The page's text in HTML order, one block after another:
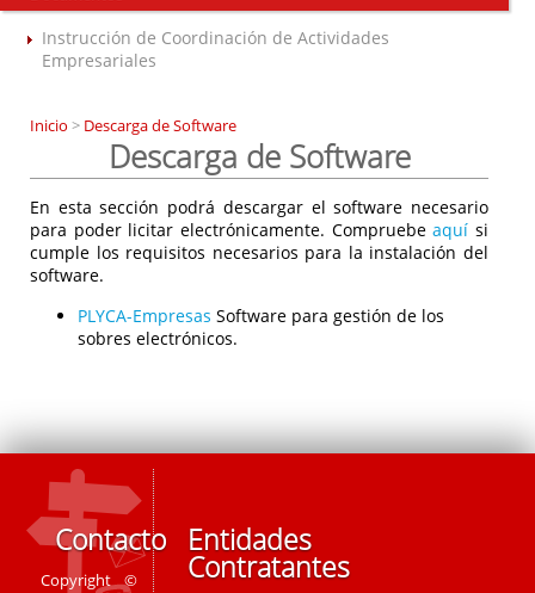
Instrucción de Coordinación de Actividades
Empresariales
Inicio > Descarga de Software
Descarga de Software
En esta sección podrá descargar el software necesario
para poder licitar electrónicamente. Compruebeaquí si
cumple los requisitos necesarios para la instalación del
software.
PLYCA-Empresas Software para gestión de los
sobres electrónicos.
Contacto
Copyright ©
Entidades
Contratantes